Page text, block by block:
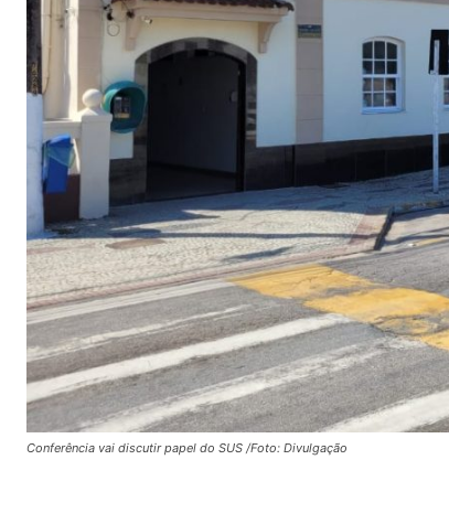
Conferência vai discutir papel do SUS /Foto: Divulgação